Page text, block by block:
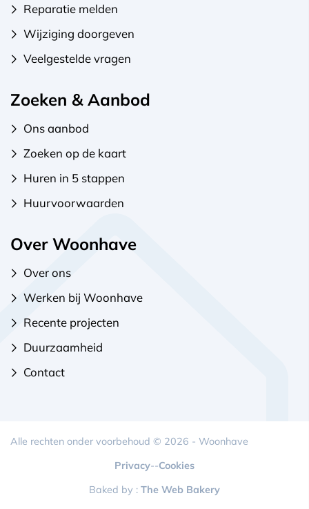
Reparatie melden
Wijziging doorgeven
Veelgestelde vragen
Zoeken & Aanbod
Ons aanbod
Zoeken op de kaart
Huren in 5 stappen
Huurvoorwaarden
Over Woonhave
Over ons
Werken bij Woonhave
Recente projecten
Duurzaamheid
Contact
Alle rechten onder voorbehoud © 2026 - Woonhave
Privacy--Cookies
Baked by : The Web Bakery